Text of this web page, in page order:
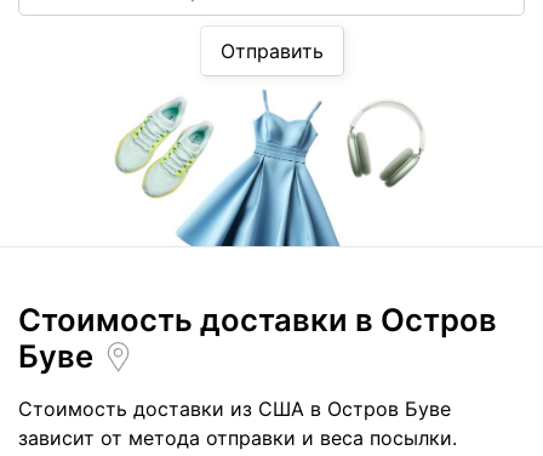
Отправить
Стоимость доставки в Остров
Буве
Стоимость доставки из США в Остров Буве
зависит от метода отправки и веса посылки.